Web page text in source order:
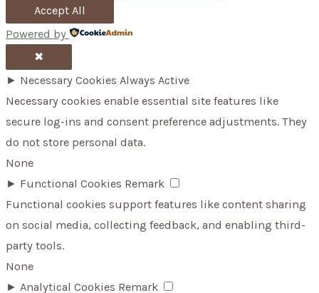
Accept All
Powered by
✖
► Necessary Cookies Always Active
Necessary cookies enable essential site features like
secure log-ins and consent preference adjustments. They
do not store personal data.
None
► Functional Cookies Remark
Functional cookies support features like content sharing
on social media, collecting feedback, and enabling third-
party tools.
None
► Analytical Cookies Remark